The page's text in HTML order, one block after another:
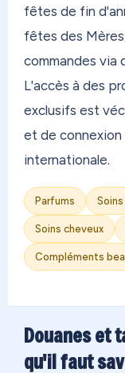
fêtes de fin
fêtes des
commandes via
L'accès à des
exclusifs est
et de
internationale.
Parfums
Soins cheveux
Compléments
Douanes et
qu'il faut